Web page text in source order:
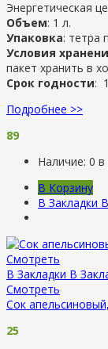
Энергетическая
Объем: 1 л.
Упаковка: тетра
Условия
пакет хранить в
Срок годности:
Подробнее >>
89
Наличие: 0 в
В Корзину
В Закладки
Смотреть
В Закладки В
Смотреть
Сок
25